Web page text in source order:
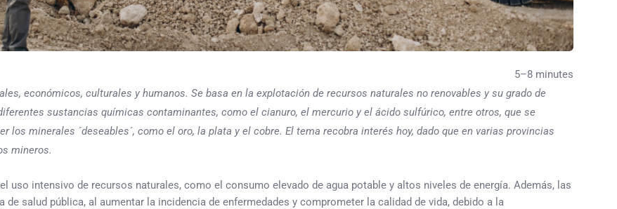
5–8 minutes
económicos, culturales y humanos. Se basa en la explotación de recursos naturales no renovables y su grado de
sustancias químicas contaminantes, como el cianuro, el mercurio y el ácido sulfúrico, entre otros, que se
los minerales ´deseables´, como el oro, la plata y el cobre. El tema recobra interés hoy, dado que en varias provincias
mineros.
intensivo de recursos naturales, como el consumo elevado de agua potable y altos niveles de energía. Además, las
salud pública, al aumentar la incidencia de enfermedades y comprometer la calidad de vida, debido a la